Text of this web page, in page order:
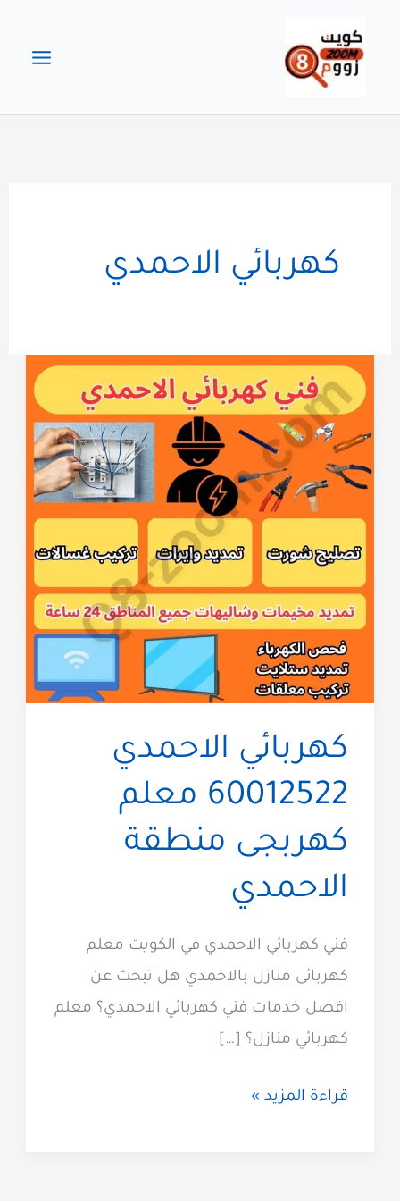
المحتوى
كهربائي الاحمدي
كهربائي الاحمدي
60012522 معلم
كهربجى منطقة
الاحمدي
فني كهربائي الاحمدي في الكويت معلم
كهربائى منازل بالاحمدي هل تبحث عن
افضل خدمات فني كهربائي الاحمدي؟ معلم
كهربائي منازل؟ […]
كهربائي
قراءة المزيد »